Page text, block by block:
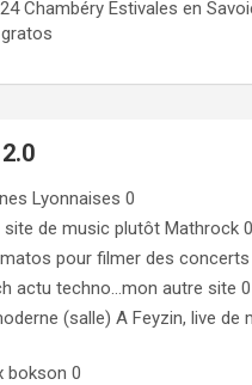
Chambéry Estivales en
Lyonnaises 0
site de music plutôt Mathrock 0
pour filmer des concerts
actu techno…mon autre site 0
(salle) A Feyzin, live de
bokson 0